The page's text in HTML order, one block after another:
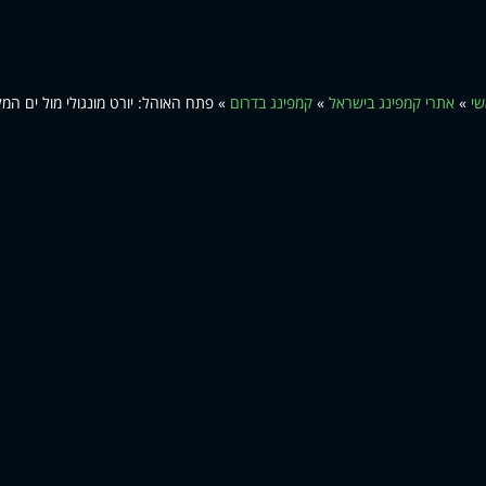
» אתרי קמפינג בישראל » קמפינג בדרום » פתח האוהל: יורט מונגולי מול ים